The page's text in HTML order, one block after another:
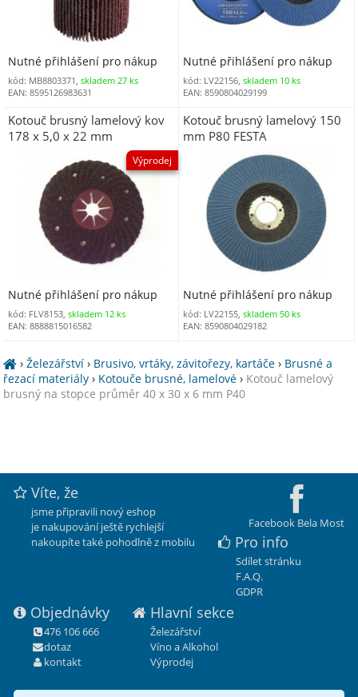
Nutné přihlášení pro nákup
kód: MB8803371, skladem 27 ks
EAN: 8595126983631
Nutné přihlášení pro nákup
kód: LV22156,skladem 10 ks
EAN: 8590804029199
Kotouč brusný lamelový kov
178 x 5,0 x 22 mm
Výprodej
Nutné přihlášení pro nákup
kód: FLV8153, skladem 12 ks
EAN: 8888815016582
Kotouč brusný lamelový 150
mm P80 FESTA
Nutné přihlášení pro nákup
kód: LV22155,skladem 50 ks
EAN: 8590804029182
›Železářství › Brusivo, vrtáky, závitořezy, kartáče › Brusné a
řezací materiály › Kotouče brusné, lamelové › Kotouč lamelový
brusný na stopce průměr 40 x 30 x 6 mm P40
Facebook Bela Most
Víte, že
jsme připravili nový eshop
je nakupování ještě rychlejší
nakoupíte také pohodlně z mobilu
Pro info
Sdílet stránku
F.A.Q.
GDPR
Objednávky
476 106 666
dotaz
kontakt
Hlavní sekce
Železářství
Víno a Alkohol
Výprodej